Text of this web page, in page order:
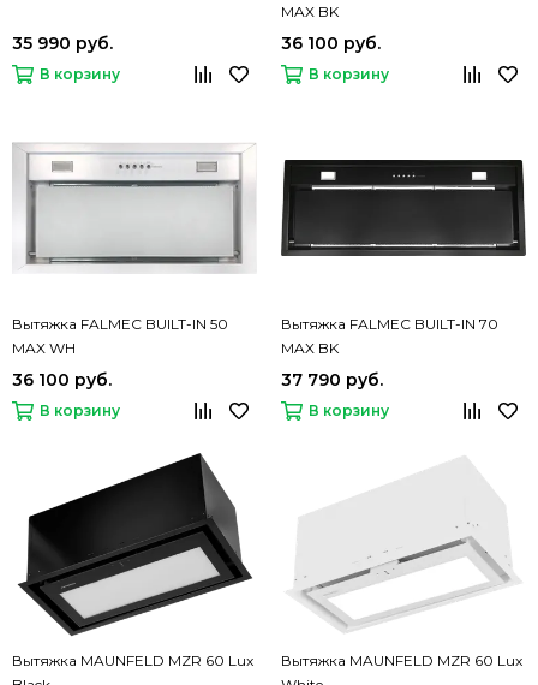
35 990 руб.
В корзину
MAX BK
36 100 руб.
В корзину
Вытяжка FALMEC BUILT-IN 50
MAX WH
36 100 руб.
В корзину
Вытяжка FALMEC BUILT-IN 70
MAX BK
37 790 руб.
В корзину
Вытяжка MAUNFELD MZR 60 Lux
Вытяжка MAUNFELD MZR 60 Lux